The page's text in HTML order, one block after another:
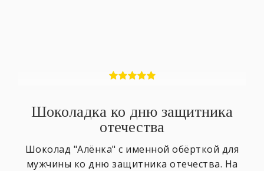
Шоколадка ко дню защитника
отечества
Шоколад "Алёнка" с именной обёрткой для
мужчины ко дню защитника отечества. На